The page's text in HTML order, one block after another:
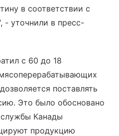
в соответствии с
уточнили в пресс-
с 60 до 18
поставлять
Это было обосновано
Канады
продукцию